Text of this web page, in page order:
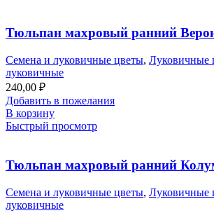
Тюльпан махровый ранний
Семена и луковичные цветы, Луковичные
луковичные
240,00 ₽
Добавить в пожелания
В корзину
Быстрый просмотр
Тюльпан махровый ранний
Семена и луковичные цветы, Луковичные
луковичные